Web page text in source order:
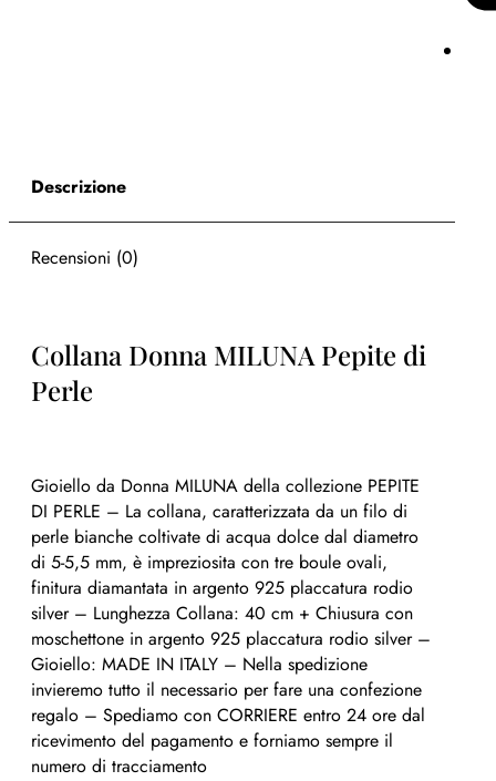
Descrizione
Recensioni (0)
Collana Donna MILUNA Pepite di
Perle
Gioiello da Donna MILUNA della collezione PEPITE
DI PERLE – La collana, caratterizzata da un filo di
perle bianche coltivate di acqua dolce dal diametro
di 5-5,5 mm, è impreziosita con tre boule ovali,
finitura diamantata in argento 925 placcatura rodio
silver – Lunghezza Collana: 40 cm + Chiusura con
moschettone in argento 925 placcatura rodio silver –
Gioiello: MADE IN ITALY – Nella spedizione
invieremo tutto il necessario per fare una confezione
regalo – Spediamo con CORRIERE entro 24 ore dal
ricevimento del pagamento e forniamo sempre il
numero di tracciamento